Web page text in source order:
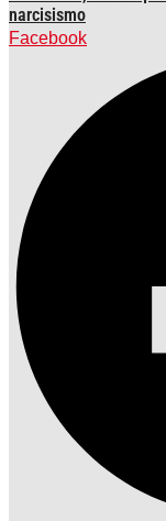
narcisismo
Facebook